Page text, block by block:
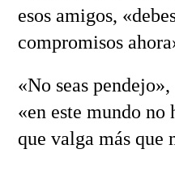
esos amigos,
compromisos
«No seas
«en este mundo no
que valga más que